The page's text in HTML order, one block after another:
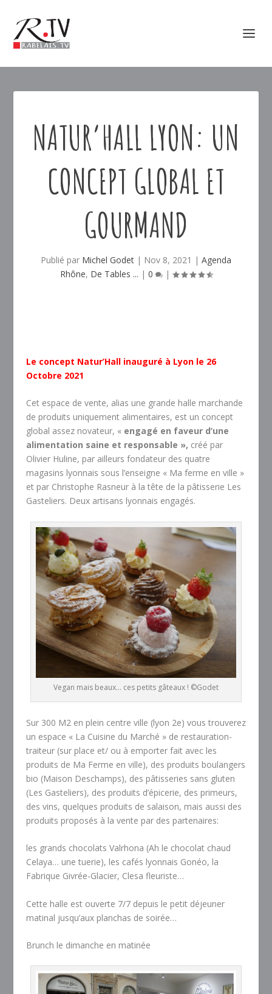
NATUR’HALL LYON: UN
CONCEPT GLOBAL ET
GOURMAND
Publié par Michel Godet | Nov 8, 2021 | Agenda
Rhône, De Tables ... | 0 |
Le concept Natur’Hall inauguré à Lyon le 26
Octobre 2021
Cet espace de vente, alias une grande halle marchande
de produits uniquement alimentaires, est un concept
global assez novateur, « engagé en faveur d’une
alimentation saine et responsable », créé par
Olivier Huline, par ailleurs fondateur des quatre
magasins lyonnais sous l’enseigne « Ma ferme en ville »
et par Christophe Rasneur à la tête de la pâtisserie Les
Gasteliers. Deux artisans lyonnais engagés.
Vegan mais beaux… ces petits gâteaux ! ©Godet
Sur 300 M2 en plein centre ville (lyon 2e) vous trouverez
un espace « La Cuisine du Marché » de restauration-
traiteur (sur place et/ ou à emporter fait avec les
produits de Ma Ferme en ville), des produits boulangers
bio (Maison Deschamps), des pâtisseries sans gluten
(Les Gasteliers), des produits d’épicerie, des primeurs,
des vins, quelques produits de salaison, mais aussi des
produits proposés à la vente par des partenaires:
les grands chocolats Valrhona (Ah le chocolat chaud
Celaya… une tuerie), les cafés lyonnais Gonéo, la
Fabrique Givrée-Glacier, Clesa fleuriste…
Cette halle est ouverte 7/7 depuis le petit déjeuner
matinal jusqu’aux planchas de soirée…
Brunch le dimanche en matinée